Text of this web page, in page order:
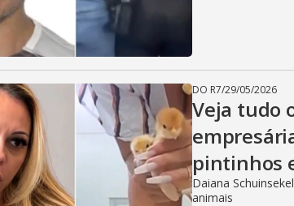
DO R7/29/05/2026
Veja tudo
pintinhos
Daiana
animais